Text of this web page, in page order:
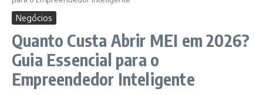
Negócios
Quanto Custa Abrir MEI em 2026?
Guia Essencial para o
Empreendedor Inteligente